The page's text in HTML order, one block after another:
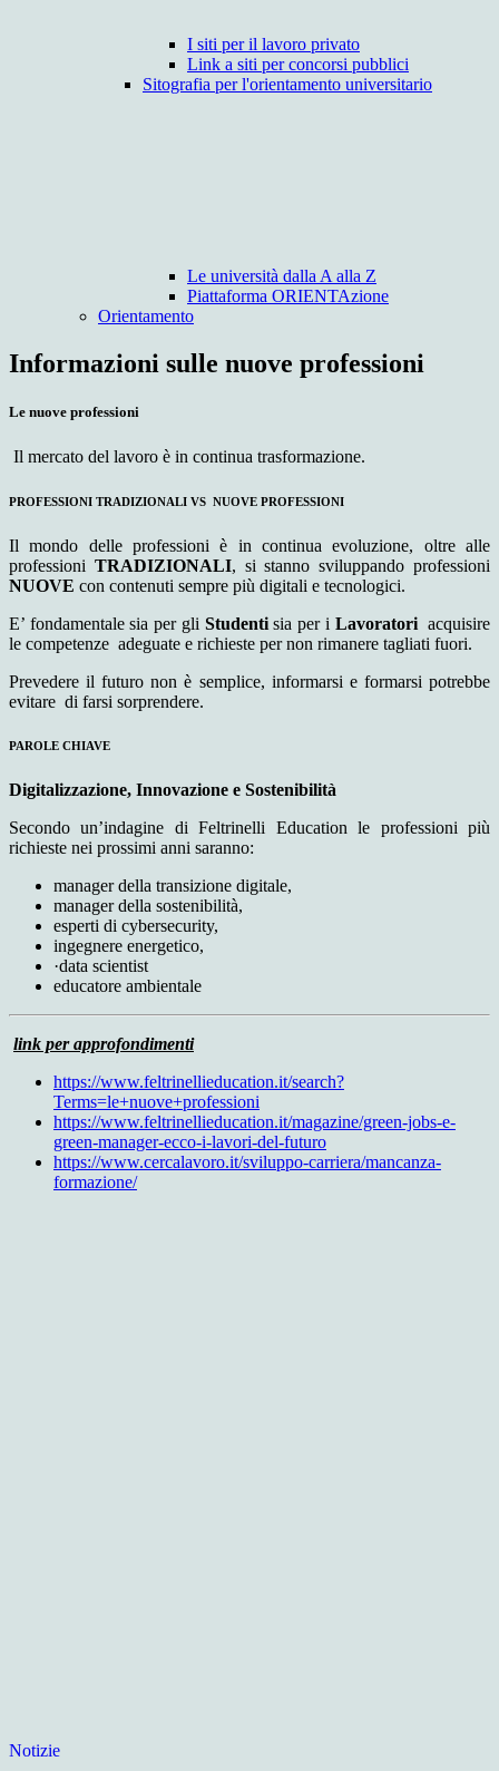
I siti per il lavoro privato
Link a siti per concorsi pubblici
Sitografia per l'orientamento universitario
Le università dalla A alla Z
Piattaforma ORIENTAzione
Orientamento
Informazioni sulle nuove professioni
Le nuove professioni
Il mercato del lavoro è in continua trasformazione.
PROFESSIONI TRADIZIONALI VS NUOVE PROFESSIONI
Il mondo delle professioni è in continua evoluzione, oltre alle
professioni TRADIZIONALI, si stanno sviluppando professioni
NUOVE con contenuti sempre più digitali e tecnologici.
E’ fondamentale sia per gli Studentisia per i Lavoratoriacquisire
le competenze adeguate e richieste per non rimanere tagliati fuori.
Prevedere il futuro non è semplice, informarsi e formarsi potrebbe
evitare di farsi sorprendere.
PAROLE CHIAVE
Digitalizzazione, Innovazione e Sostenibilità
Secondo un’indagine di Feltrinelli Education le professioni più
richieste nei prossimi anni saranno:
manager della transizione digitale,
manager della sostenibilità,
esperti di cybersecurity,
ingegnere energetico,
·data scientist
educatore ambientale
link per approfondimenti
https://www.feltrinellieducation.it/search?
Terms=le+nuove+professioni
https://www.feltrinellieducation.it/magazine/green-jobs-e-
green-manager-ecco-i-lavori-del-futuro
https://www.cercalavoro.it/sviluppo-carriera/mancanza-
formazione/
Notizie